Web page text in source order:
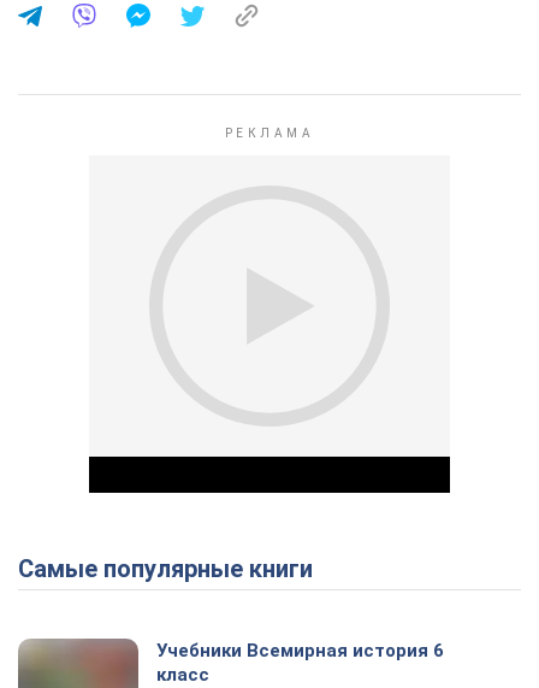
Play Video
Самые популярные книги
Учебники Всемирная история 6
класс